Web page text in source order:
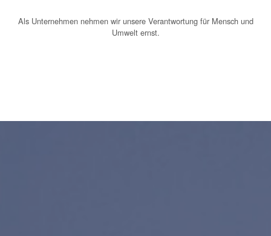
Als Unternehmen nehmen wir unsere Verantwortung für Mensch und
Umwelt ernst.